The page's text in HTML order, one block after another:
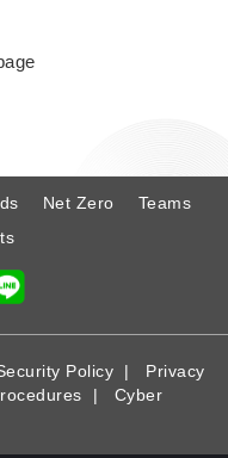
Net Zero
Teams
Policy | Privacy
| Cyber